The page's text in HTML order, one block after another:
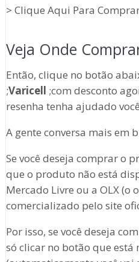
> Clique Aqui Para
Veja Onde
Então, clique no botão
;Varicell ;com desconto
resenha tenha ajudado
A gente conversa mais em
Se você deseja comprar o
que o produto não está
Mercado Livre ou a OLX (o
comercializado pelo site
Por isso, se você deseja
só clicar no botão que está